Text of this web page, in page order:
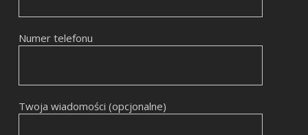
Numer telefonu
Twoja wiadomości (opcjonalne)